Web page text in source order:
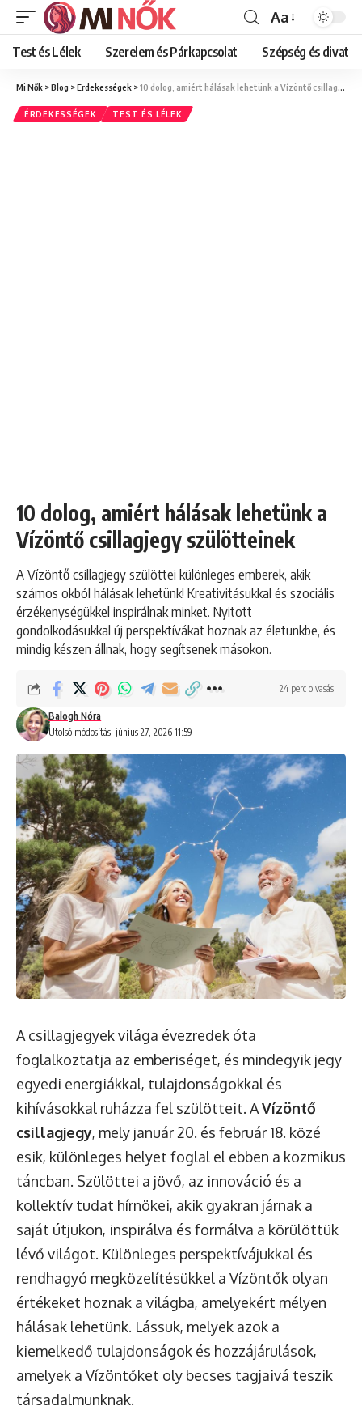
Font
Resizer
Aa
Test és Lélek Szerelem és Párkapcsolat Szépség és divat
Mi Nők >Blog >Érdekességek >10 dolog, amiért hálásak lehetünk a Vízöntő csillagjegy szülötteinek
ÉRDEKESSÉGEK TEST ÉS LÉLEK
10 dolog, amiért hálásak lehetünk a
Vízöntő csillagjegy szülötteinek
A Vízöntő csillagjegy szülöttei különleges emberek, akik
számos okból hálásak lehetünk! Kreativitásukkal és szociális
érzékenységükkel inspirálnak minket. Nyitott
gondolkodásukkal új perspektívákat hoznak az életünkbe, és
mindig készen állnak, hogy segítsenek másokon.
Utolsó módosítás: június 27, 2026 11:59
Balogh Nóra
24 perc olvasás
A csillagjegyek világa évezredek óta
foglalkoztatja az emberiséget, és mindegyik jegy
egyedi energiákkal, tulajdonságokkal és
kihívásokkal ruházza fel szülötteit. AVízöntő
csillagjegy, mely január 20. és február 18. közé
esik, különleges helyet foglal el ebben a kozmikus
táncban. Szülöttei a jövő, az innováció és a
kollektív tudat hírnökei, akik gyakran járnak a
saját útjukon, inspirálva és formálva a körülöttük
lévő világot. Különleges perspektívájukkal és
rendhagyó megközelítésükkel a Vízöntők olyan
értékeket hoznak a világba, amelyekért mélyen
hálásak lehetünk. Lássuk, melyek azok a
kiemelkedő tulajdonságok és hozzájárulások,
amelyek a Vízöntőket oly becses tagjaivá teszik
társadalmunknak.